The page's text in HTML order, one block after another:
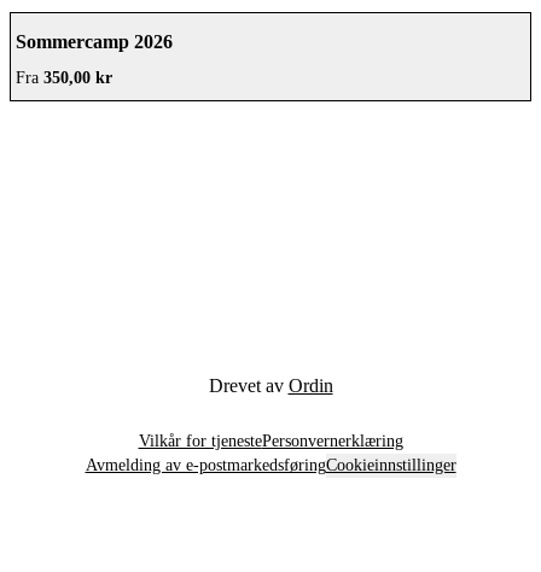
Sommercamp 2026
Fra 350,00 kr
Drevet av Ordin
Vilkår for tjenestePersonvernerklæring
Avmelding av e-postmarkedsføringCookieinnstillinger